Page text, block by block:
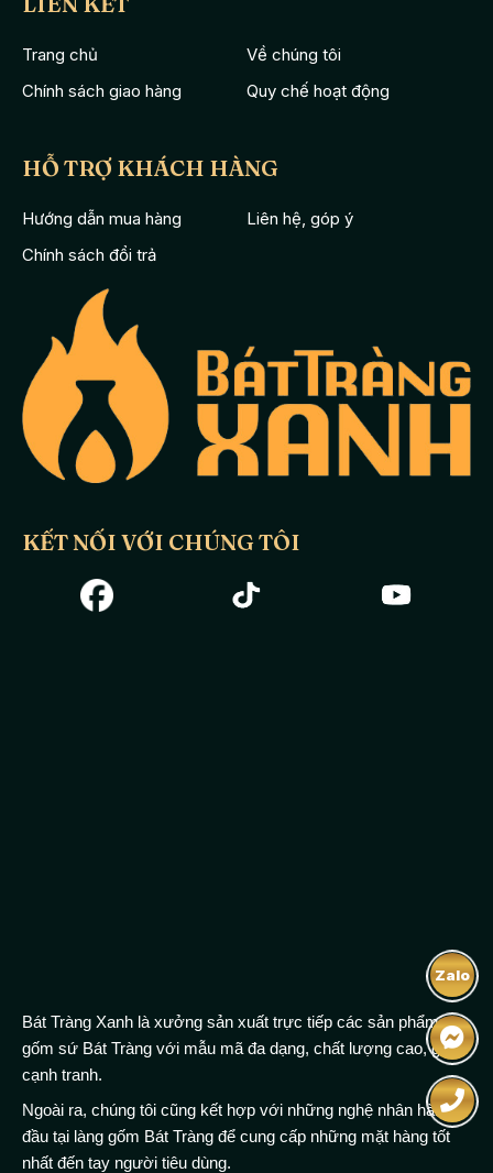
Zalo
Trang chủ
Về chúng tôi
Chính sách giao hàng
Quy chế hoạt động
HỖ TRỢ KHÁCH HÀNG
Hướng dẫn mua hàng
Liên hệ, góp ý
Chính sách đổi trả
KẾT NỐI VỚI CHÚNG TÔI
Bát Tràng Xanh là xưởng sản xuất trực tiếp các sản phẩm
gốm sứ Bát Tràng với mẫu mã đa dạng, chất lượng cao, giá
cạnh tranh.
Ngoài ra, chúng tôi cũng kết hợp với những nghệ nhân hàng
đầu tại làng gốm Bát Tràng để cung cấp những mặt hàng tốt
nhất đến tay người tiêu dùng.